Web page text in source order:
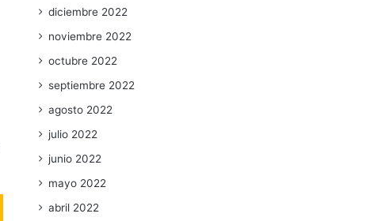
diciembre 2022
noviembre 2022
octubre 2022
septiembre 2022
agosto 2022
julio 2022
junio 2022
mayo 2022
abril 2022